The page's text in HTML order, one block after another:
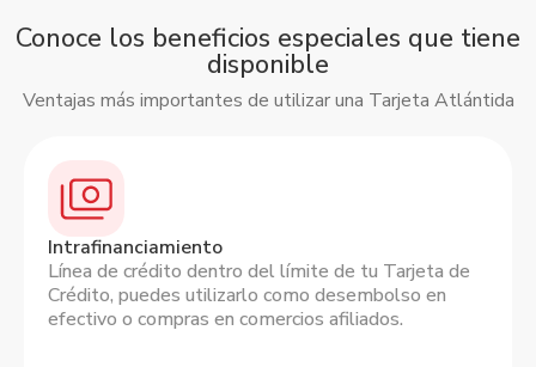
Conoce los beneficios especiales que tiene
disponible
Ventajas más importantes de utilizar una Tarjeta Atlántida
Intrafinanciamiento
Línea de crédito dentro del límite de tu Tarjeta de
Crédito, puedes utilizarlo como desembolso en
efectivo o compras en comercios afiliados.